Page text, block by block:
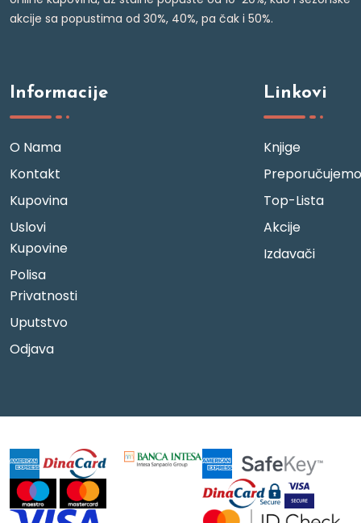
akcije sa popustima od 30%, 40%, pa čak i 50%.
Informacije
O Nama
Kontakt
Kupovina
Uslovi
Kupovine
Polisa
Privatnosti
Uputstvo
Odjava
Linkovi
Knjige
Preporučujemo
Top-Lista
Akcije
Izdavači